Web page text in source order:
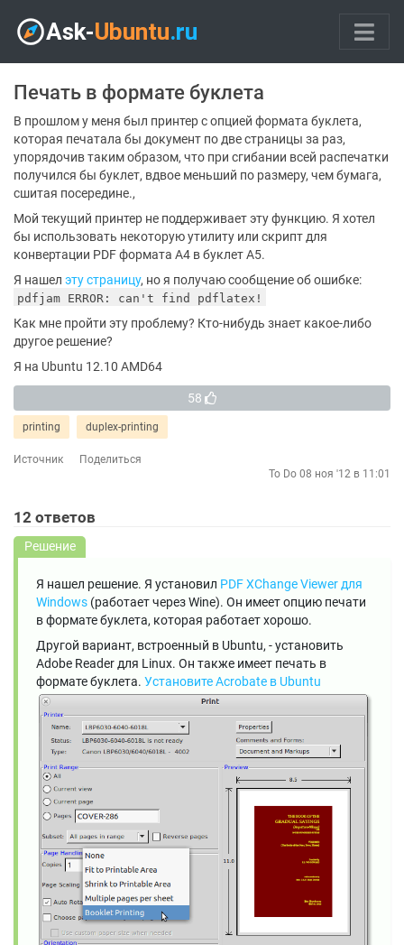
Печать в формате буклета
В прошлом у меня был принтер с опцией формата буклета,
которая печатала бы документ по две страницы за раз,
упорядочив таким образом, что при сгибании всей распечатки
получился бы буклет, вдвое меньший по размеру, чем бумага,
сшитая посередине.,
Мой текущий принтер не поддерживает эту функцию. Я хотел
бы использовать некоторую утилиту или скрипт для
конвертации PDF формата A4 в буклет A5.
Я нашел эту страницу, но я получаю сообщение об ошибке:
pdfjam ERROR: can't find pdflatex!
Как мне пройти эту проблему? Кто-нибудь знает какое-либо
другое решение?
Я на Ubuntu 12.10 AMD64
58
printing duplex-printing
Источник
Поделиться
To Do 08 ноя '12 в 11:01
12 ответов
Решение
Я нашел решение. Я установил PDF XChange Viewer для
Windows (работает через Wine). Он имеет опцию печати
в формате буклета, которая работает хорошо.
Другой вариант, встроенный в Ubuntu, - установить
Adobe Reader для Linux. Он также имеет печать в
формате буклета. Установите Acrobate в Ubuntu